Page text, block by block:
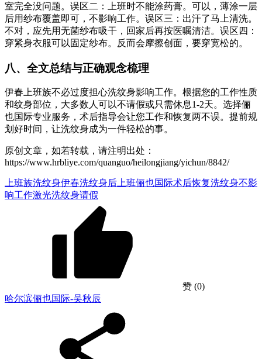
室完全没问题。误区二：上班时不能涂药膏。可以，薄涂一层
后用纱布覆盖即可，不影响工作。误区三：出汗了马上清洗。
不对，应先用无菌纱布吸干，回家后再按医嘱清洁。误区四：
穿紧身衣服可以固定纱布。反而会摩擦创面，要穿宽松的。
八、全文总结与正确观念梳理
伊春上班族不必过度担心洗纹身影响工作。根据您的工作性质
和纹身部位，大多数人可以不请假或只需休息1-2天。选择俪
也国际专业服务，术后指导会让您工作和恢复两不误。提前规
划好时间，让洗纹身成为一件轻松的事。
原创文章，如若转载，请注明出处：
https://www.hrbliye.com/quanguo/heilongjiang/yichun/8842/
上班族洗纹身伊春洗纹身后上班俪也国际术后恢复洗纹身不影
响工作激光洗纹身请假
赞 (0)
哈尔滨俪也国际-吴秋辰